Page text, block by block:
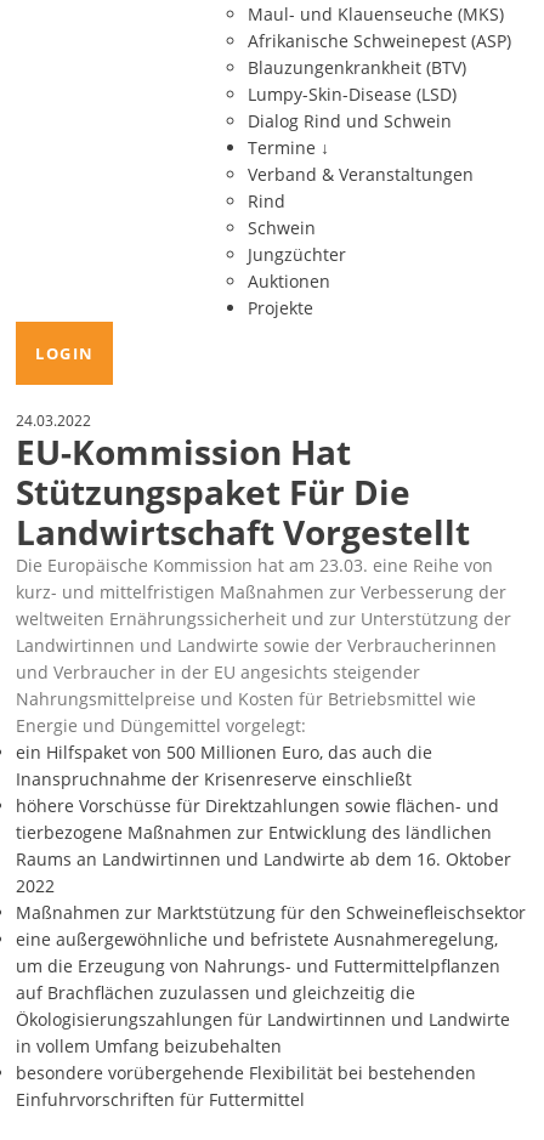
Maul- und Klauenseuche (MKS)
Afrikanische Schweinepest (ASP)
Blauzungenkrankheit (BTV)
Lumpy-Skin-Disease (LSD)
Dialog Rind und Schwein
Termine ↓
Verband & Veranstaltungen
Rind
Schwein
Jungzüchter
Auktionen
Projekte
LOGIN
24.03.2022
EU-Kommission Hat
Stützungspaket Für Die
Landwirtschaft Vorgestellt
Die Europäische Kommission hat am 23.03. eine Reihe von
kurz- und mittelfristigen Maßnahmen zur Verbesserung der
weltweiten Ernährungssicherheit und zur Unterstützung der
Landwirtinnen und Landwirte sowie der Verbraucherinnen
und Verbraucher in der EU angesichts steigender
Nahrungsmittelpreise und Kosten für Betriebsmittel wie
Energie und Düngemittel vorgelegt:
ein Hilfspaket von 500 Millionen Euro, das auch die
Inanspruchnahme der Krisenreserve einschließt
höhere Vorschüsse für Direktzahlungen sowie flächen- und
tierbezogene Maßnahmen zur Entwicklung des ländlichen
Raums an Landwirtinnen und Landwirte ab dem 16. Oktober
2022
Maßnahmen zur Marktstützung für den Schweinefleischsektor
eine außergewöhnliche und befristete Ausnahmeregelung,
um die Erzeugung von Nahrungs- und Futtermittelpflanzen
auf Brachflächen zuzulassen und gleichzeitig die
Ökologisierungszahlungen für Landwirtinnen und Landwirte
in vollem Umfang beizubehalten
besondere vorübergehende Flexibilität bei bestehenden
Einfuhrvorschriften für Futtermittel